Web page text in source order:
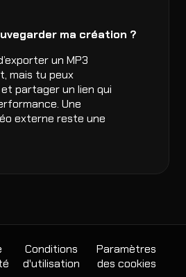
ma création ?
un MP3
mais tu peux
partager un lien qui
Une
externe reste une
Conditions
d'utilisation
Paramètres
des cookies